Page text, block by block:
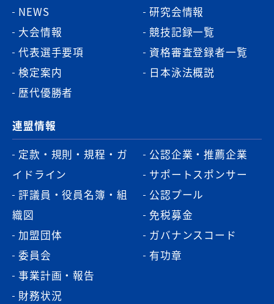
NEWS
大会情報
代表選手要項
検定案内
歴代優勝者
研究会情報
競技記録一覧
資格審査登録者一覧
日本泳法概説
連盟情報
定款・規則・規程・ガ
イドライン
評議員・役員名簿・組
織図
加盟団体
委員会
事業計画・報告
財務状況
公認企業・推薦企業
サポートスポンサー
公認プール
免税募金
ガバナンスコード
有功章